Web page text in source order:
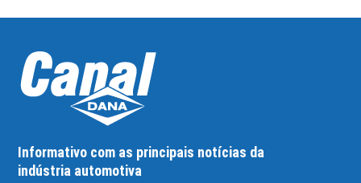
Informativo com as principais notícias da
indústria automotiva